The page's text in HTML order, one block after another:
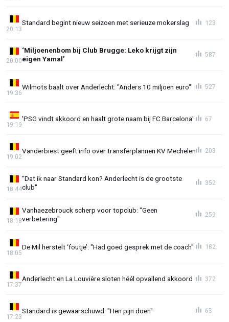
Standard begint nieuw seizoen met serieuze mokerslag
20:13
123
‘Miljoenenbom bij Club Brugge: Leko krijgt zijn
eigen Yamal’
20:00
587
Wilmots baalt over Anderlecht: "Anders 10 miljoen euro"
19:36
527
'PSG vindt akkoord en haalt grote naam bij FC Barcelona'
19:19
67
Vanderbiest geeft info over transferplannen KV Mechelen
19:02
203
"Dat ik naar Standard kon? Anderlecht is de grootste
club"
18:44
352
Vanhaezebrouck scherp voor topclub: "Geen
verbetering"
18:18
259
De Mil herstelt ‘foutje’: "Had goed gesprek met de coach"
18:05
182
Anderlecht en La Louvière sloten héél opvallend akkoord
17:37
372
Standard is gewaarschuwd: "Hen pijn doen"
17:23
63